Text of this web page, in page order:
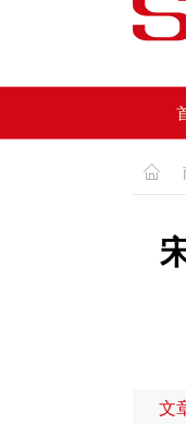
文